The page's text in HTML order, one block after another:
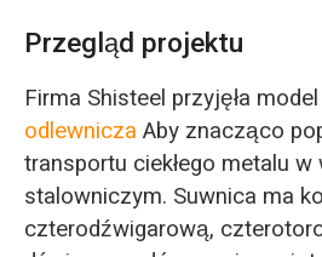
Przegląd projektu
Firma Shisteel przyjęła
odlewnicza Aby znacząco
transportu ciekłego metalu
stalowniczym. Suwnica ma
czterodźwigarową,